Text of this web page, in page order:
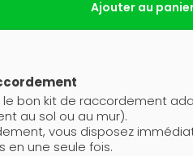
Ajouter au
le bon kit de raccordement
au sol ou au mur).
vous disposez
en une seule fois.